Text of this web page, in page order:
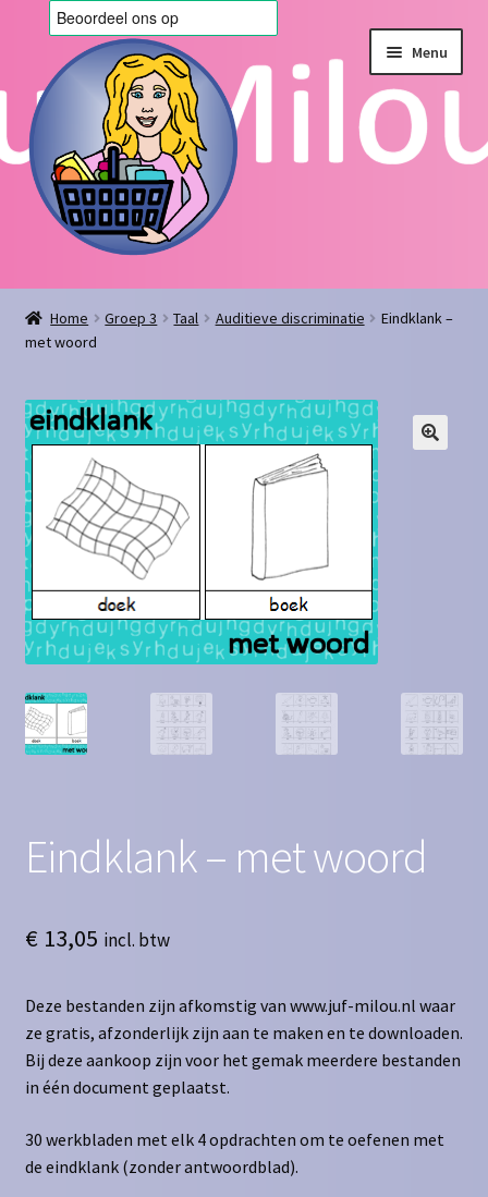
door
naar
navigatie
de
inhoud
Menu
Home
Afrekenen
Algemene voorwaarden
Blog
Contact
Homepagina
Mijn account
Privacy Policy
Winkelmand
Home Groep 3 Taal Auditieve discriminatie
Eindklank –
met woord
Eindklank – met woord
€13,05 incl. btw
Deze bestanden zijn afkomstig van www.juf-milou.nl waar
ze gratis, afzonderlijk zijn aan te maken en te downloaden.
Bij deze aankoop zijn voor het gemak meerdere bestanden
in één document geplaatst.
30 werkbladen met elk 4 opdrachten om te oefenen met
de eindklank (zonder antwoordblad).